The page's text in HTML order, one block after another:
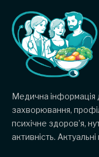
Медична інформація
захворювання,
психічне здоров’я,
активність.